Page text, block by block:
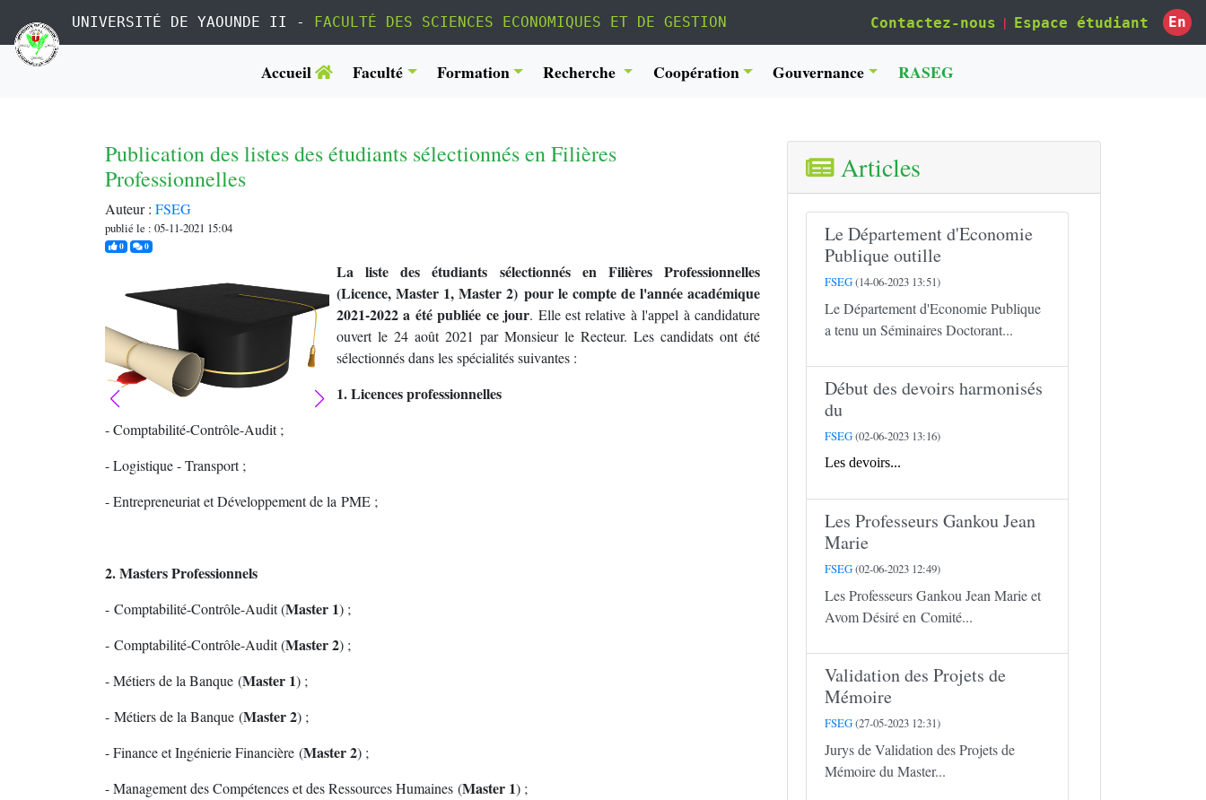
UNIVERSITÉ DE YAOUNDE II - FACULTÉ DES SCIENCES ECONOMIQUES ET DE GESTION Contactez-nous | Espace étudiant En
Accueil Faculté Formation Recherche Coopération Gouvernance RASEG
Publication des listes des étudiants sélectionnés en Filières
Professionnelles
Auteur : FSEG
publié le : 05-11-2021 15:04
0j'aime0commentaires
La liste des étudiants sélectionnés en Filières Professionnelles
(Licence, Master 1, Master 2) pour le compte de l'année académique
2021-2022 a été publiée ce jour. Elle est relative à l'appel à candidature
ouvert le 24 août 2021 par Monsieur le Recteur. Les candidats ont été
sélectionnés dans les spécialités suivantes :
1. Licences professionnelles
- Comptabilité-Contrôle-Audit ;
- Logistique - Transport ;
- Entrepreneuriat et Développement de la PME ;
2. Masters Professionnels
- Comptabilité-Contrôle-Audit (Master 1) ;
- Comptabilité-Contrôle-Audit (Master 2) ;
- Métiers de la Banque (Master 1) ;
- Métiers de la Banque (Master 2) ;
- Finance et Ingénierie Financière (Master 2) ;
- Management des Compétences et des Ressources Humaines (Master 1) ;
Articles
Le Département d'Economie
Publique outille
FSEG(14-06-2023 13:51)
Le Département d'Economie Publique
a tenu un Séminaires Doctorant...
Début des devoirs harmonisés
du
FSEG(02-06-2023 13:16)
Les devoirs...
Les Professeurs Gankou Jean
Marie
FSEG(02-06-2023 12:49)
Les Professeurs Gankou Jean Marie et
Avom Désiré en Comité...
Validation des Projets de
Mémoire
FSEG(27-05-2023 12:31)
Jurys de Validation des Projets de
Mémoire du Master...